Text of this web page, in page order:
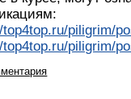
top4top.ru/piligrim/
top4top.ru/piligrim/